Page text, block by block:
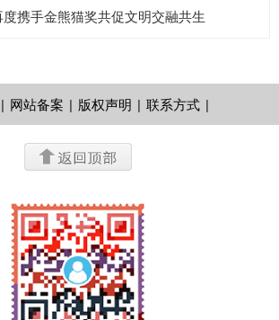
携手金熊猫奖共促文明交融共生
| 网站备案 | 版权声明 | 联系方式 |